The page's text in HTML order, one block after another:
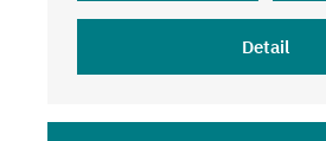
Detail